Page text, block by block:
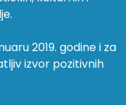
2019. godine i za
izvor pozitivnih